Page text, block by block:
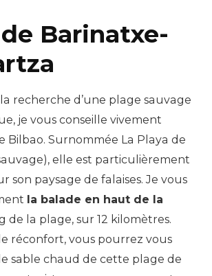
Barinatxe-
recherche d’une plage sauvage
je vous conseille vivement
Bilbao. Surnommée La Playa de
elle est particulièrement
son paysage de falaises. Je vous
la balade en haut de la
de la plage, sur 12 kilomètres.
réconfort, vous pourrez vous
sable chaud de cette plage de